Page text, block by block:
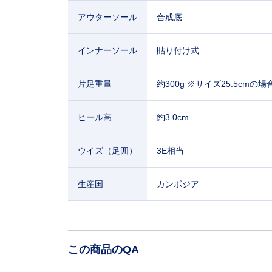
アウターソール 合成底
インナーソール 貼り付け式
片足重量 約300g ※サイズ25.5cmの場
ヒール高 約3.0cm
ウイズ（足囲） 3E相当
生産国 カンボジア
この商品のQA